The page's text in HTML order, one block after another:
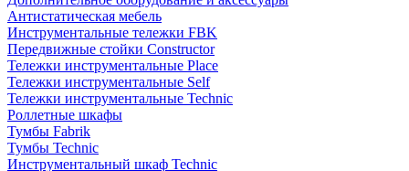
Антистатическая мебель
Инструментальные тележки FBK
Передвижные стойки Constructor
Тележки инструментальные Place
Тележки инструментальные Self
Тележки инструментальные Technic
Роллетные шкафы
Тумбы Fabrik
Тумбы Technic
Инструментальный шкаф Technic